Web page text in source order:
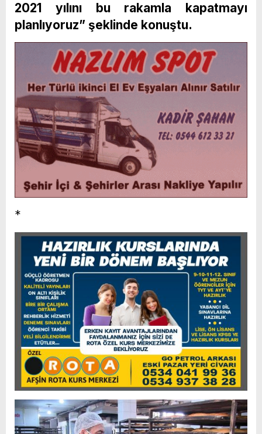
2021 yılını bu rakamla kapatmayı
planlıyoruz” şeklinde konuştu.
*